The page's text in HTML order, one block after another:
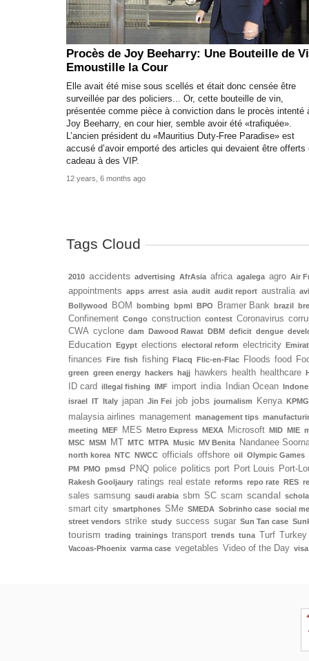
Procès de Joy Beeharry: Une Bouteille de
Emoustille la Cour
Elle avait été mise sous scellés et était donc censée être
surveillée par des policiers... Or, cette bouteille de vin,
présentée comme pièce à conviction dans le procès intenté
Joy Beeharry, en cour hier, semble avoir été «trafiquée».
L’ancien président du «Mauritius Duty-Free Paradise» est
accusé d’avoir emporté des articles qui devaient être offerts
cadeau à des VIP.
12 years, 6 months ago
Tags Cloud
2010 accidents advertising AfrAsia africa agalega agro Air
appointments apps arrest asia audit audit report australia
Bollywood
BOM bombing bpml BPO Bramer Bank brazil
Confinement Congo construction contest Coronavirus
CWA cyclone dam Dawood Rawat DBM deficit dengue
Education Egypt elections electoral reform electricity
finances Fire fish fishing Flacq Flic-en-Flac Floods food
green green energy hackers hajj hawkers health healthcare
ID card illegal fishing IMF import india Indian Ocean
israel
IT Italy japan Jin Fei job jobs journalism Kenya KPMG
malaysia airlines management management tips
meeting
MEF MES Metro Express MEXA Microsoft MID MIE
MSC MSM MT MTC MTPA Music MV Benita Nandanee
north korea
NTC NWCC officials offshore oil Olympic Games
PM
PMO pmsd PNQ police politics port Port Louis Port-
Rakesh Gooljaury ratings real estate reforms repo rate RES
sales samsung saudi arabia sbm SC scam scandal
smart city smartphones SMe SMEDA Sobrinho case social
street vendors strike study success sugar Sun Tan case
tourism trading trainings transport trends tuna Turf Turkey
Vacoas-Phoenix varma case vegetables Video of the Day visa